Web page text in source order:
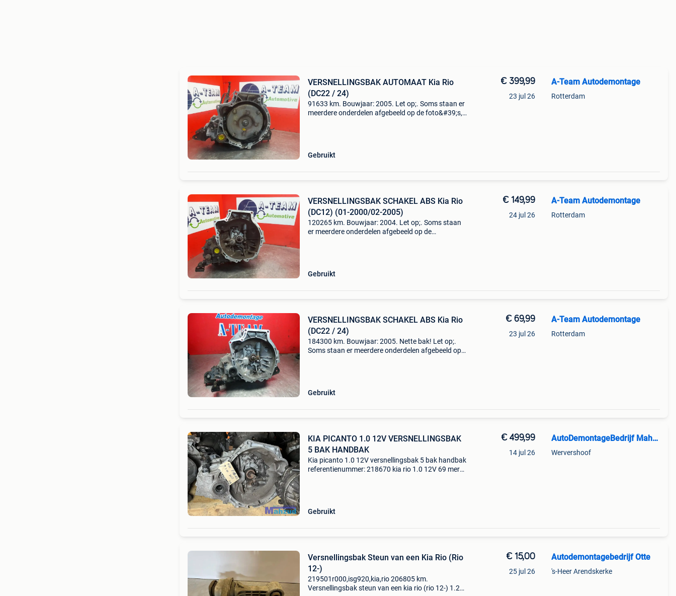
VERSNELLINGSBAK AUTOMAAT Kia Rio
(DC22 / 24)
91633 km. Bouwjaar: 2005. Let op;. Soms staan er
meerdere onderdelen afgebeeld op de foto&#39;s,
Gebruikt
€ 399,99
23 jul 26
A-Team Autodemontage
Rotterdam
VERSNELLINGSBAK SCHAKEL ABS Kia Rio
(DC12) (01-2000/02-2005)
120265 km. Bouwjaar: 2004. Let op;. Soms staan
er meerdere onderdelen afgebeeld op de
Gebruikt
€ 149,99
24 jul 26
A-Team Autodemontage
Rotterdam
VERSNELLINGSBAK SCHAKEL ABS Kia Rio
(DC22 / 24)
184300 km. Bouwjaar: 2005. Nette bak! Let op;.
Soms staan er meerdere onderdelen afgebeeld op
Gebruikt
€ 69,99
23 jul 26
A-Team Autodemontage
Rotterdam
KIA PICANTO 1.0 12V VERSNELLINGSBAK
5 BAK HANDBAK
Kia picanto 1.0 12V versnellingsbak 5 bak handbak
referentienummer: 218670 kia rio 1.0 12V 69 merk:
Gebruikt
€ 499,99
14 jul 26
AutoDemontageBedrijf Mahzud
Wervershoof
Versnellingsbak Steun van een Kia Rio (Rio
12-)
219501r000,isg920,kia,rio 206805 km.
Versnellingsbak steun van een kia rio (rio 12-) 1.2
€ 15,00
25 jul 26
Autodemontagebedrijf Otte
's-Heer Arendskerke